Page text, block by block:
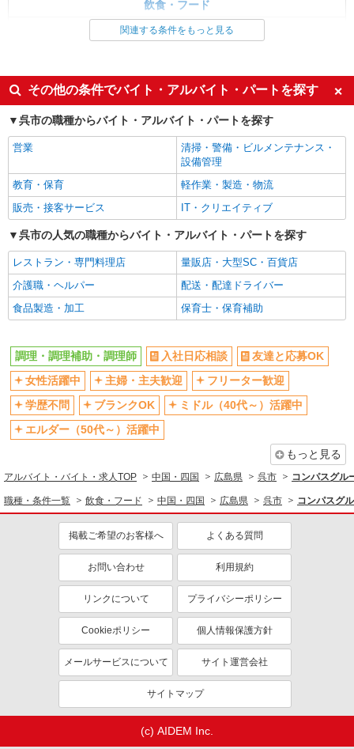
飲食・フード
調理・調理補助・調理師
ミドル（40代～）活躍中
交通費支給
社会保険あり
社員登用あり
未経験歓迎
週2～3日勤務OK
車通勤OK
副業・WワークOK
まかない・食事補助
関連する条件をもっと見る
その他の条件でバイト・アルバイト・パートを探す
呉市の職種からバイト・アルバイト・パートを探す
営業
清掃・警備・ビルメンテナンス・
設備管理
教育・保育
軽作業・製造・物流
販売・接客サービス
IT・クリエイティブ
呉市の人気の職種からバイト・アルバイト・パートを探す
レストラン・専門料理店
量販店・大型SC・百貨店
介護職・ヘルパー
配送・配達ドライバー
食品製造・加工
保育士・保育補助
調理・調理補助・調理師 入社日応相談
友達と応募OK
女性活躍中
主婦・主夫歓迎
フリーター歓迎
学歴不問
ブランクOK
ミドル（40代～）活躍中
エルダー（50代～）活躍中
もっと見る
アルバイト・バイト・求人TOP 中国・四国 広島県 呉市 コンパスグル
職種・条件一覧 飲食・フード 中国・四国 広島県 呉市 コンパスグ
掲載ご希望のお客様へ よくある質問
お問い合わせ 利用規約
リンクについて プライバシーポリシー
Cookieポリシー 個人情報保護方針
メールサービスについて サイト運営会社
サイトマップ
(c) AIDEM Inc.